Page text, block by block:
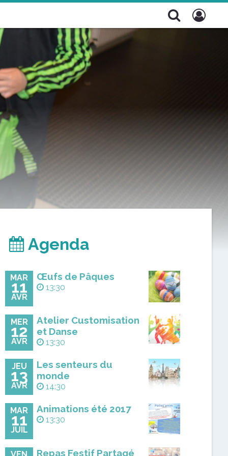
Agenda
MAR
11
AVR
Œufs de Pâques
13:30
MER
12
AVR
Atelier Customisation
et Danse
13:30
JEU
13
AVR
Les senteurs du
monde
14:30
MAR
11
JUIL
Animations été 2017
13:30
Repas Festif Partagé